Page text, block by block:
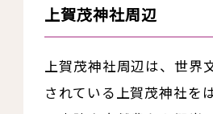
上賀茂神社周辺
上賀茂神社周辺は、世界
されている上賀茂神社を